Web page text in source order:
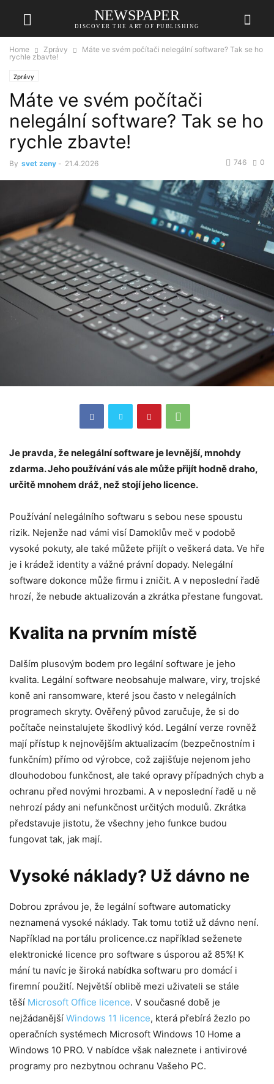
NEWSPAPER
DISCOVER THE ART OF PUBLISHING
Home Zprávy
Máte ve svém počítači nelegální software? Tak se ho
rychle zbavte!
Zprávy
Máte ve svém počítači
nelegální software? Tak se ho
rychle zbavte!
By svet zeny - 21.4.2026 0
746
Je pravda, že nelegální software je levnější, mnohdy
zdarma. Jeho používání vás ale může přijít hodně draho,
určitě mnohem dráž, než stojí jeho licence.
Používání nelegálního softwaru s sebou nese spoustu
rizik. Nejenže nad vámi visí Damoklův meč v podobě
vysoké pokuty, ale také můžete přijít o veškerá data. Ve hře
je i krádež identity a vážné právní dopady. Nelegální
software dokonce může firmu i zničit. A v neposlední řadě
hrozí, že nebude aktualizován a zkrátka přestane fungovat.
Kvalita na prvním místě
Dalším plusovým bodem pro legální software je jeho
kvalita. Legální software neobsahuje malware, viry, trojské
koně ani ransomware, které jsou často v nelegálních
programech skryty. Ověřený původ zaručuje, že si do
počítače neinstalujete škodlivý kód. Legální verze rovněž
mají přístup k nejnovějším aktualizacím (bezpečnostním i
funkčním) přímo od výrobce, což zajišťuje nejenom jeho
dlouhodobou funkčnost, ale také opravy případných chyb a
ochranu před novými hrozbami. A v neposlední řadě u ně
nehrozí pády ani nefunkčnost určitých modulů. Zkrátka
představuje jistotu, že všechny jeho funkce budou
fungovat tak, jak mají.
Vysoké náklady? Už dávno ne
Dobrou zprávou je, že legální software automaticky
neznamená vysoké náklady. Tak tomu totiž už dávno není.
Například na portálu prolicence.cz například seženete
elektronické licence pro software s úsporou až 85%! K
mání tu navíc je široká nabídka softwaru pro domácí i
firemní použití. Největší oblibě mezi uživateli se stále
těší Microsoft Office licence. V současné době je
nejžádanější Windows 11 licence, která přebírá žezlo po
operačních systémech Microsoft Windows 10 Home a
Windows 10 PRO. V nabídce však naleznete i antivirové
programy pro nezbytnou ochranu Vašeho PC.